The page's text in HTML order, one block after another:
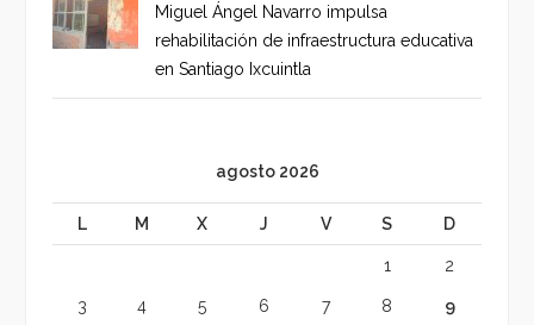
Miguel Ángel Navarro impulsa
rehabilitación de infraestructura educativa
en Santiago Ixcuintla
agosto 2026
L M X J V S D
1 2
3 4 5 6 7 8 9